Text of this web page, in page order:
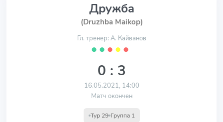
Дружба
(Druzhba Maikop)
Гл. тренер: А. Кайванов
⬤ ⬤ ⬤ ⬤ ⬤
0 : 3
16.05.2021, 14:00
Матч окончен
Тур 29 Группа 1